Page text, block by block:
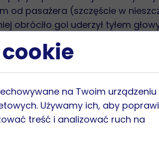
od pasażera (szczęście w
obróciło goi uderzył tyłem
jego stan jest ciężki,
mózgu i jest utrzymywany w
jak i pasażera, ale kiedy pasy
pojazdu jak bezwładna masa.
że pasy należy zapinać
na kawę na sąsiednią ulicę. Taka
tragicznych skutków
od takich zdarzeń
na Twoim urządzeniu
Używamy ich, aby
treść i analizować ruch na